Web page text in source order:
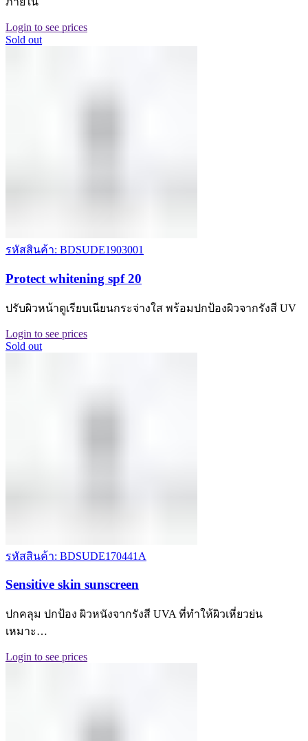
Login to see prices
Sold out
รหัสสินค้า: BDSUDE1903001
Protect whitening spf 20
ปรับผิวหน้าดูเรียบเนียนกระจ่างใส พร้อมปกป้องผิวจากรังสี UV
Login to see prices
Sold out
รหัสสินค้า: BDSUDE170441A
Sensitive skin sunscreen
ปกคลุม ปกป้อง ผิวหนังจากรังสี UVA ที่ทำให้ผิวเหี่ยวย่น
เหมาะ…
Login to see prices